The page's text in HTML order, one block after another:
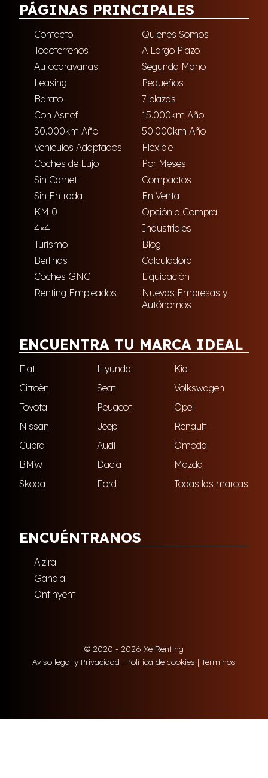
PÁGINAS PRINCIPALES
Contacto
Quienes Somos
Todoterrenos
A Largo Plazo
Autocaravanas
Segunda Mano
Leasing
Pequeños
Barato
7 plazas
Con Asnef
15.000km Año
30.000km Año
50.000km Año
Vehículos Adaptados
Flexible
Coches de Lujo
Por Meses
Sin Carnet
Compactos
Sin Entrada
En Venta
KM 0
Opción a Compra
4×4
Industriales
Turismo
Blog
Berlinas
Calculadora
Coches GNC
Liquidación
Renting Empleados
Nuevas Empresas y
Autónomos
ENCUENTRA TU MARCA IDEAL
Fiat Hyundai
Kia
Citroën
Seat
Volkswagen
Toyota
Peugeot
Opel
Nissan
Jeep
Renault
Cupra
Audi
Omoda
BMW
Dacia
Mazda
Skoda
Ford Todas las marcas
ENCUÉNTRANOS
Alzira
Gandia
Ontinyent
© 2020 - 2026 Xe Renting
Aviso legal y Privacidad | Política de cookies | Términos